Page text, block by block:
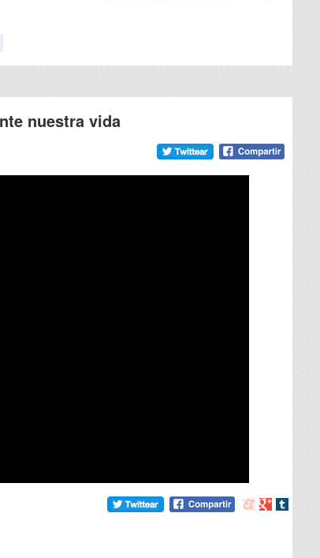
nuestra vida
Compartir
Compartir
Compartir